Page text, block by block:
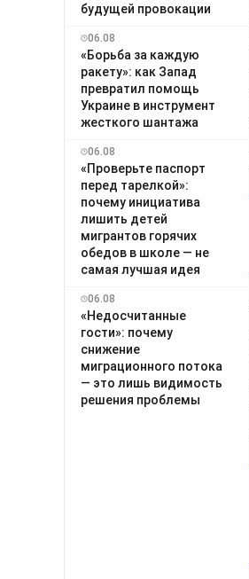
будущей провокации
06.08
«Борьба за каждую
ракету»: как Запад
превратил помощь
Украине в инструмент
жесткого шантажа
06.08
«Проверьте паспорт
перед тарелкой»:
почему инициатива
лишить детей
мигрантов горячих
обедов в школе — не
самая лучшая идея
06.08
«Недосчитанные
гости»: почему
снижение
миграционного потока
— это лишь видимость
решения проблемы